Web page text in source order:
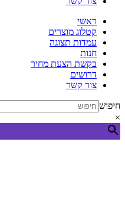
ראשי
קטלוג מוצרים
עמדות תצוגה
חנות
בקשת הצעת מחיר
דרושים
צור קשר
חיפוש
×